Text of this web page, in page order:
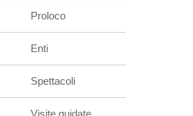
Proloco
Enti
Spettacoli
Visite guidate